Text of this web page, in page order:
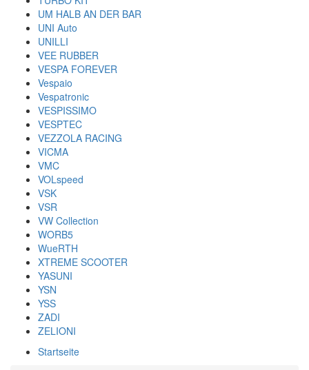
UM HALB AN DER BAR
UNI Auto
UNILLI
VEE RUBBER
VESPA FOREVER
Vespaio
Vespatronic
VESPISSIMO
VESPTEC
VEZZOLA RACING
VICMA
VMC
VOLspeed
VSK
VSR
VW Collection
WORB5
WueRTH
XTREME SCOOTER
YASUNI
YSN
YSS
ZADI
ZELIONI
Startseite